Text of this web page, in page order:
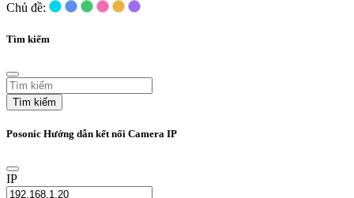
Chủ đề:
Tìm kiếm
Tìm kiếm
Posonic Hướng dẫn kết nối Camera IP
IP